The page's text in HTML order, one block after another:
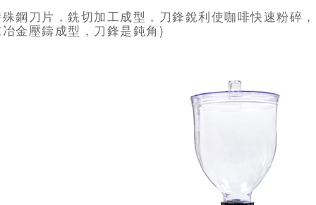
鋼刀片，銑切加工成型，刀鋒銳利使咖啡快速粉碎
金壓鑄成型，刀鋒是鈍角)